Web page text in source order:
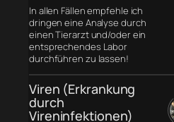
In allen Fällen empfehle ich
dringen eine Analyse durch
einen Tierarzt und/oder ein
entsprechendes Labor
durchführen zu lassen!
Viren (Erkrankung
durch
Vireninfektionen)